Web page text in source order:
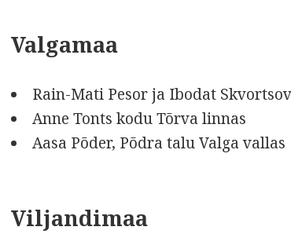
Valgamaa
Rain-Mati Pesor ja Ibodat
Anne Tonts kodu Tõrva linnas
Aasa Põder, Põdra talu Valga vallas
Viljandimaa